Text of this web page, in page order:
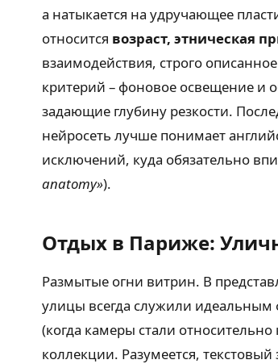
а натыкается на удручающее
относится возраст, этническая
взаимодействия, строго
критерий – фоновое освещение и
задающие глубину резкости.
нейросеть лучше понимает
исключений, куда обязательно
anatomy»).
Отдых в Париже:
Размытые огни витрин. В
улицы всегда служили
(когда камеры стали
коллекции. Разумеется,